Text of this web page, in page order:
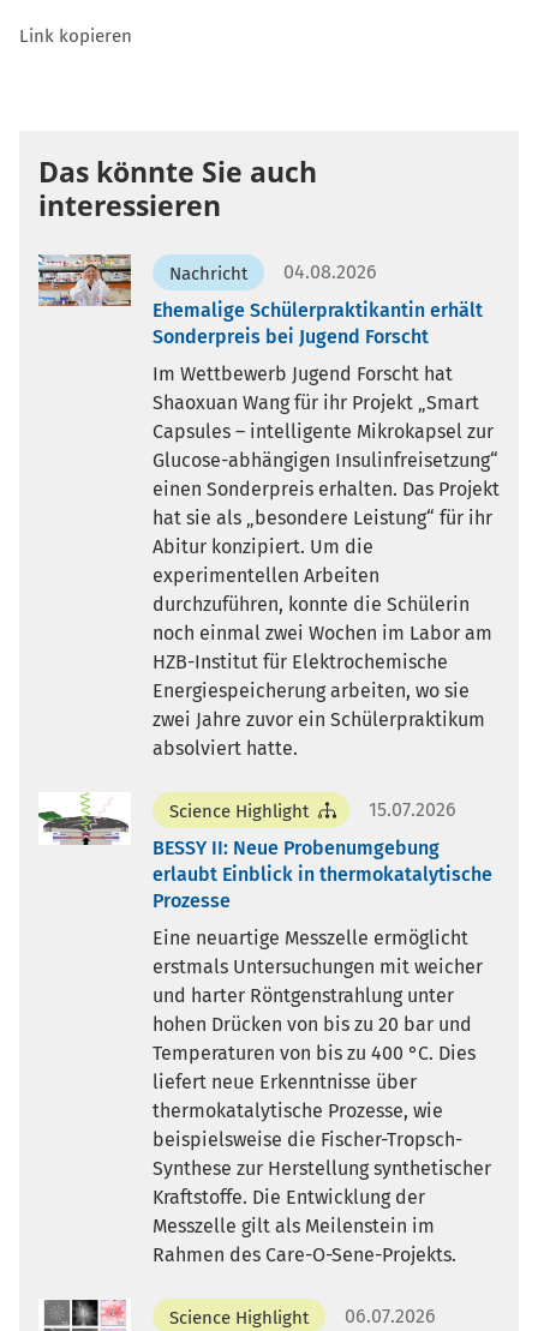
Link kopieren
Das könnte Sie auch
interessieren
Nachricht
04.08.2026
Ehemalige Schülerpraktikantin erhält
Sonderpreis bei Jugend Forscht
Im Wettbewerb Jugend Forscht hat
Shaoxuan Wang für ihr Projekt „Smart
Capsules – intelligente Mikrokapsel zur
Glucose-abhängigen Insulinfreisetzung“
einen Sonderpreis erhalten. Das Projekt
hat sie als „besondere Leistung“ für ihr
Abitur konzipiert. Um die
experimentellen Arbeiten
durchzuführen, konnte die Schülerin
noch einmal zwei Wochen im Labor am
HZB-Institut für Elektrochemische
Energiespeicherung arbeiten, wo sie
zwei Jahre zuvor ein Schülerpraktikum
absolviert hatte.
Science Highlight
15.07.2026
BESSY II: Neue Probenumgebung
erlaubt Einblick in thermokatalytische
Prozesse
Eine neuartige Messzelle ermöglicht
erstmals Untersuchungen mit weicher
und harter Röntgenstrahlung unter
hohen Drücken von bis zu 20 bar und
Temperaturen von bis zu 400 °C. Dies
liefert neue Erkenntnisse über
thermokatalytische Prozesse, wie
beispielsweise die Fischer-Tropsch-
Synthese zur Herstellung synthetischer
Kraftstoffe. Die Entwicklung der
Messzelle gilt als Meilenstein im
Rahmen des Care-O-Sene-Projekts.
Science Highlight
06.07.2026